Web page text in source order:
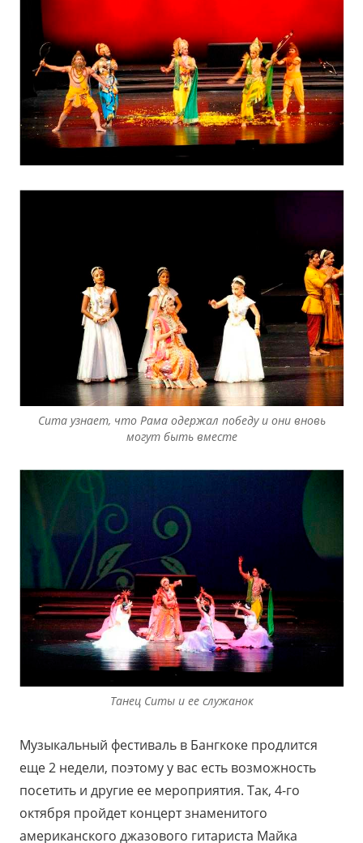
Сита узнает, что Рама одержал победу и они вновь
могут быть вместе
Танец Ситы и ее служанок
Музыкальный фестиваль в Бангкоке продлится
еще 2 недели, поэтому у вас есть возможность
посетить и другие ее мероприятия. Так, 4-го
октября пройдет концерт знаменитого
американского джазового гитариста Майка